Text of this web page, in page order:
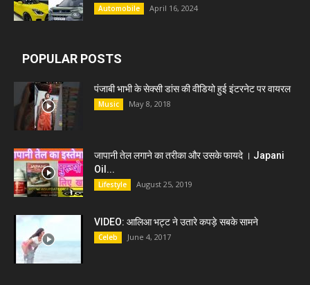
Automobile April 16, 2024
POPULAR POSTS
पंजाबी भाभी के सेक्सी डांस की वीडियो हुई इंटरनेट पर वायरल
Music May 8, 2018
जापानी तेल लगाने का तरीका और उसके फायदे । Japani
Oil...
Lifestyle August 25, 2019
VIDEO: आलिआ भट्ट ने उतारे कपड़े सबके सामने
Celeb June 4, 2017